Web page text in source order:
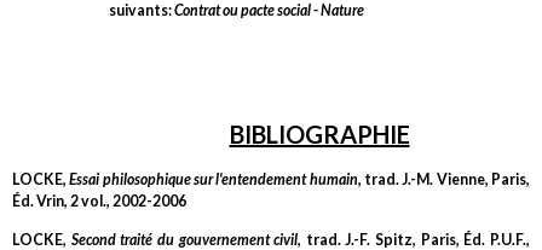
suivants:Contrat ou pacte social - Nature
BIBLIOGRAPHIE
LOCKE,Essai philosophique sur l'entendement humain, trad. J.-M. Vienne, Paris,
Éd. Vrin, 2 vol., 2002-2006
LOCKE, Second traité du gouvernement civil, trad. J.-F. Spitz, Paris, Éd. P.U.F.,